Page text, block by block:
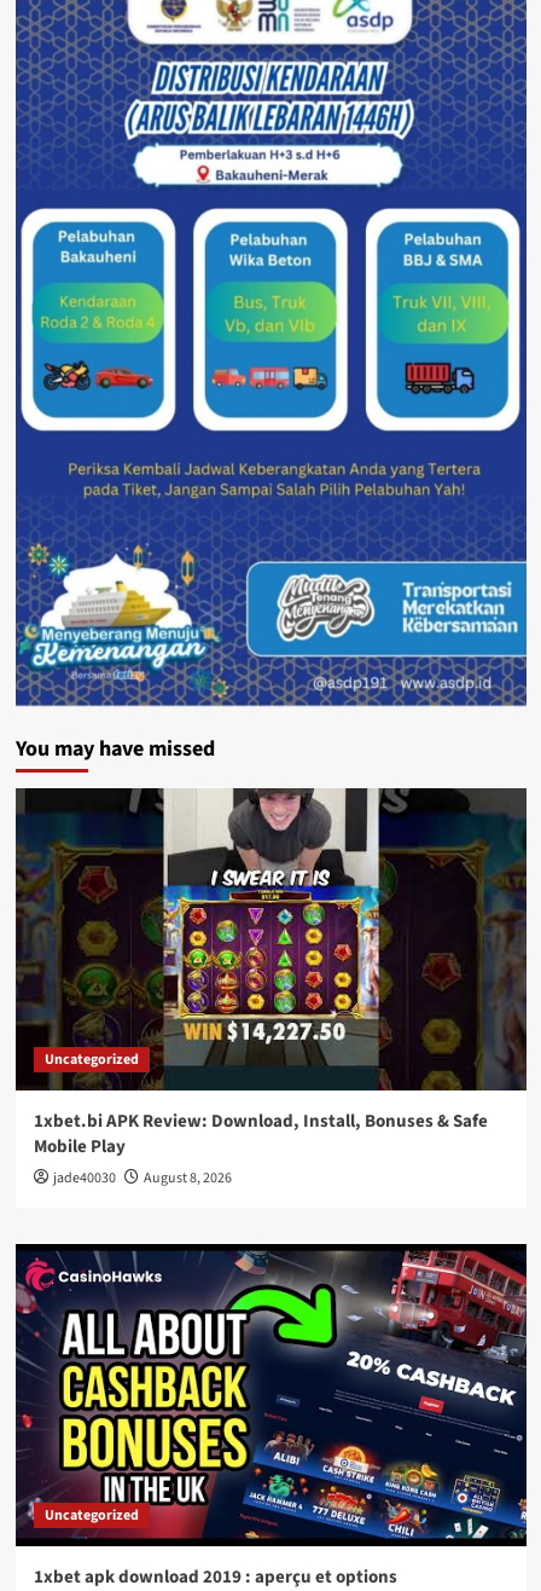
You may have missed
Uncategorized
1xbet.bi APK Review: Download, Install, Bonuses & Safe
Mobile Play
jade40030 August 8, 2026
Uncategorized
1xbet apk download 2019 : aperçu et options